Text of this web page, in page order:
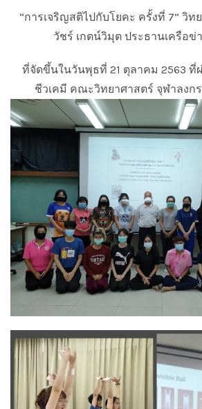
“การเจริญสติไปกับโยคะ ครั้งที่ 7” วิท
วัชร์ เกตน์วิมุต ประธานเครือข่
ที่จัดขึ้นในวันพุธที่ 21 ตุลาคม 2563
ชีวเคมี คณะวิทยาศาสตร์ จุฬาลงก